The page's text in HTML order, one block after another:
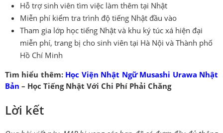
Hỗ trợ sinh viên tìm việc làm thêm tại Nhật
Miễn phí kiểm tra trình độ tiếng Nhật đầu vào
Tham gia lớp học tiếng Nhật và khu ký túc xá hiện đại
miễn phí, trang bị cho sinh viên tại Hà Nội và Thành phố
Hồ Chí Minh
Tìm hiểu thêm: Học Viện Nhật Ngữ Musashi Urawa Nhật
Bản – Học Tiếng Nhật Với Chi Phí Phải Chăng
Lời kết